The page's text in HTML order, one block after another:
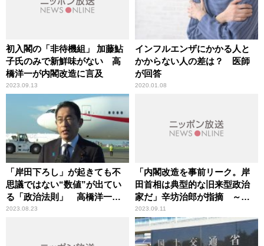
初入閣の「非待機組」 加藤鮎
子氏のみで新鮮味がない 高
橋洋一が内閣改造に言及
2023.09.13
インフルエンザにかかる人と
かからない人の差は？ 医師
が回答
2020.01.08
「岸田下ろし」が起きても不
思議ではない“数値”が出てい
る「政治法則」 高橋洋一が
指摘
2023.08.23
「内閣改造を事前リーク。岸
田首相は典型的な旧来型政治
家だ」辛坊治郎が指摘 ～内
閣改造13日にも実施
2023.09.11